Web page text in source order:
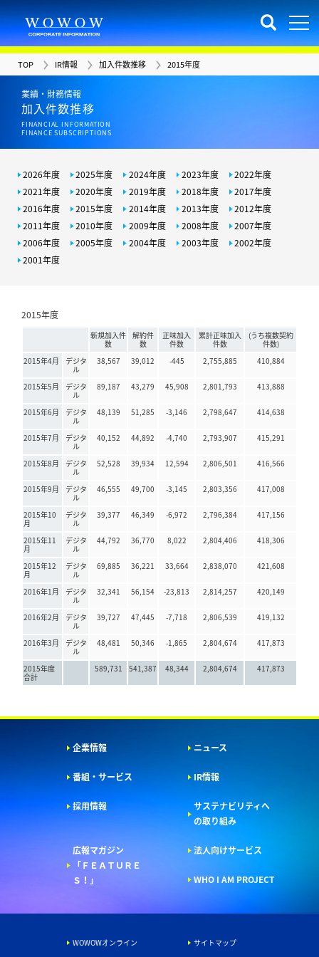
TOP IR情報 加入件数推移 2015年度
業績・財務情報
加入件数推移
FINANCIAL INFORMATION
FINANCE SUBSCRIPTIONS
2026年度 2025年度 2024年度 2023年度
2022年度
2021年度
2020年度 2019年度 2018年度
2017年度
2016年度
2015年度 2014年度 2013年度
2012年度
2011年度
2010年度 2009年度 2008年度
2007年度
2006年度
2005年度 2004年度 2003年度
2002年度
2001年度
2015年度
新規加入件
数
解約件
数
正味加入
件数
累計正味加入
件数
(うち複数契約
件数)
2015年4月
デジタ
ル
38,567 39,012 -445 2,755,885 410,884
2015年5月
デジタ
ル
89,187 43,279 45,908 2,801,793 413,888
2015年6月
デジタ
ル
48,139 51,285 -3,146 2,798,647 414,638
2015年7月
デジタ
ル
40,152 44,892 -4,740 2,793,907 415,291
2015年8月
デジタ
ル
52,528 39,934 12,594 2,806,501 416,566
2015年9月
デジタ
ル
46,555 49,700 -3,145 2,803,356 417,008
2015年10
月
デジタ
ル
39,377 46,349 -6,972 2,796,384 417,156
2015年11
月
デジタ
ル
44,792 36,770 8,022 2,804,406 418,306
2015年12
月
デジタ
ル
69,885 36,221 33,664 2,838,070 421,608
2016年1月
デジタ
ル
32,341 56,154 -23,813 2,814,257 420,149
2016年2月
デジタ
ル
39,727 47,445 -7,718 2,806,539 419,132
2016年3月
デジタ
ル
48,481 50,346 -1,865 2,804,674 417,873
2015年度
合計
589,731 541,387 48,344 2,804,674 417,873
企業情報 ニュース
番組・サービス IR情報
採用情報
サステナビリティへ
の取り組み
広報マガジン
「ＦＥＡＴＵＲＥ
Ｓ！」
法人向けサービス
WHO I AM PROJECT
WOWOWオンライン サイトマップ